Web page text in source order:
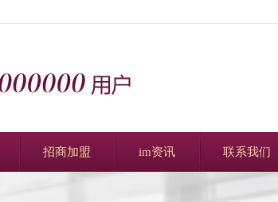
招商加盟 im资讯 联系我们